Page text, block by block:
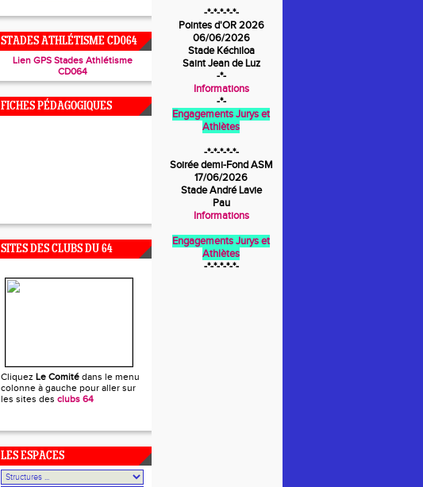
STADES ATHLÉTISME CD064
Lien GPS Stades Athlétisme
CD064
FICHES PÉDAGOGIQUES
SITES DES CLUBS DU 64
Cliquez Le Comité dans le menu
colonne à gauche pour aller sur
les sites des clubs 64
LES ESPACES
-*-*-*-*-*-
Pointes d'OR 2026
06/06/2026
Stade Kéchiloa
Saint Jean de Luz
-*-
Informations
-*-
Engagements Jurys et
Athlètes
-*-*-*-*-*-
Soirée demi-Fond ASM
17/06/2026
Stade André Lavie
Pau
Informations
Engagements Jurys et
Athlètes
-*-*-*-*-*-